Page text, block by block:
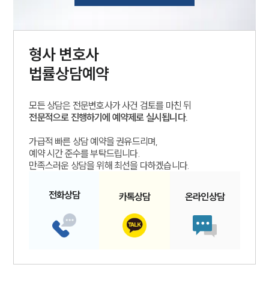
형사변호사
법률상담예약
모든 상담은 전문변호사가 사건 검토를 마친 뒤
전문적으로 진행하기에 예약제로 실시됩니다.
가급적 빠른 상담 예약을 권유드리며,
예약 시간 준수를 부탁드립니다.
만족스러운 상담을 위해 최선을 다하겠습니다.
전화상담 카톡상담 온라인상담